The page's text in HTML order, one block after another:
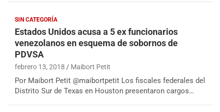
SIN CATEGORÍA
Estados Unidos acusa a 5 ex funcionarios
venezolanos en esquema de sobornos de
PDVSA
febrero 13, 2018 Maibort Petit
Por Maibort Petit @maibortpetit Los fiscales federales del
Distrito Sur de Texas en Houston presentaron cargos…